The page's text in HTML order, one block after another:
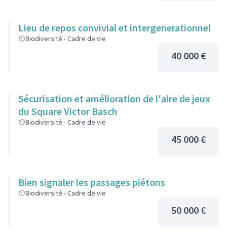
Lieu de repos convivial et intergenerationnel
Biodiversité - Cadre de vie
40 000 €
Sécurisation et amélioration de l'aire de jeux
du Square Victor Basch
Biodiversité - Cadre de vie
45 000 €
Bien signaler les passages piétons
Biodiversité - Cadre de vie
50 000 €